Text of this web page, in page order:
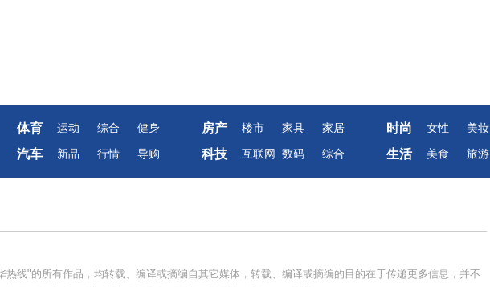
体育 运动 综合 健身 房产 楼市 家具 家居 时尚 女性 美妆
汽车 新品 行情 导购 科技 互联网 数码 综合 生活 美食 旅游
热线"的所有作品，均转载、编译或摘编自其它媒体，转载、编译或摘编的目的在于传递更多信息，并不